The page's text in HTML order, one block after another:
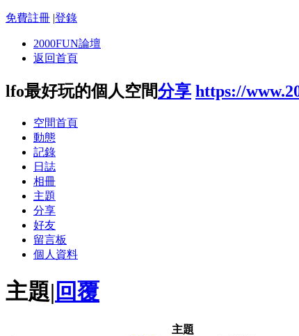
免費註冊 |登錄
2000FUN論壇
返回首頁
lfo最好玩的個人空間分享 https://
空間首頁
動態
記錄
日誌
相冊
主題
分享
好友
留言板
個人資料
主題| 回覆
主題